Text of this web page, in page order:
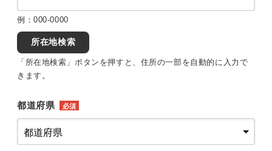
例：000-0000
所在地検索
「所在地検索」ボタンを押すと、住所の一部を自動的に入力で
きます。
都道府県 必須